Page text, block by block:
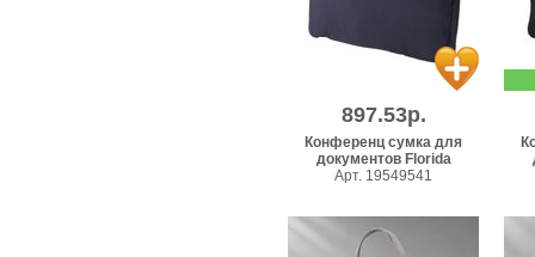
897.53р.
Конференц сумка для
документов Florida
Арт. 19549541